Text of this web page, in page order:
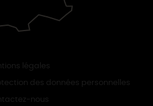
légales
des données personnelles
nous